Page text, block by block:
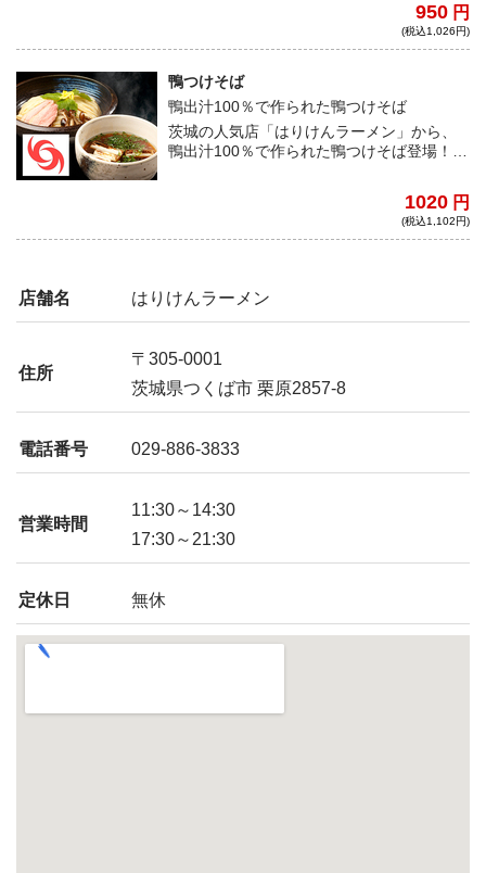
と鶏の濃厚が口いっぱいに広がり最高の味
わいに。麺もクリーミーなスープに絡み、
950 円
(税込1,026円)
鴨つけそば
鴨出汁100％で作られた鴨つけそば
茨城の人気店「はりけんラーメン」から、
鴨出汁100％で作られた鴨つけそば登場！鴨
ライ麦を合わせた特製麺は全てが至極の一
1020 円
(税込1,102円)
店舗名 はりけんラーメン
住所
〒305-0001
茨城県つくば市 栗原2857-8
電話番号 029-886-3833
営業時間
11:30～14:30
17:30～21:30
定休日 無休